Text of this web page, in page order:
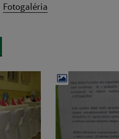
Fotogaléria